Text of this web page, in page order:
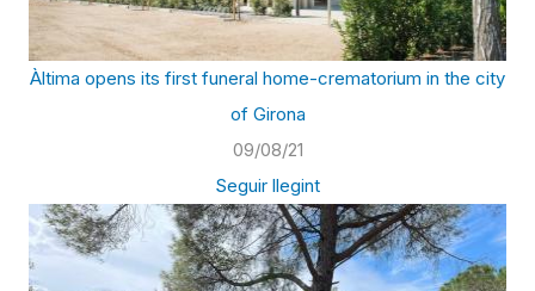
Àltima opens its first funeral home-crematorium in the city
of Girona
09/08/21
Seguir llegint